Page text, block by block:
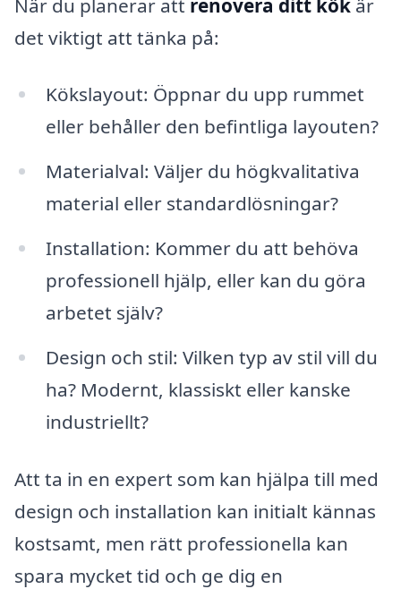
När du planerar att renovera ditt kök är
det viktigt att tänka på:
Kökslayout: Öppnar du upp rummet
eller behåller den befintliga layouten?
Materialval: Väljer du högkvalitativa
material eller standardlösningar?
Installation: Kommer du att behöva
professionell hjälp, eller kan du göra
arbetet själv?
Design och stil: Vilken typ av stil vill du
ha? Modernt, klassiskt eller kanske
industriellt?
Att ta in en expert som kan hjälpa till med
design och installation kan initialt kännas
kostsamt, men rätt professionella kan
spara mycket tid och ge dig en